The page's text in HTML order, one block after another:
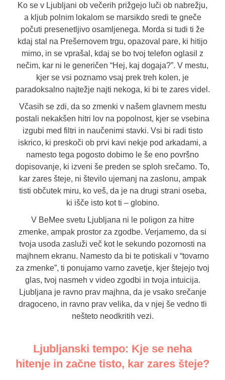
Ko se v Ljubljani ob večerih prižgejo luči ob nabrežju,
a kljub polnim lokalom se marsikdo sredi te gneče
počuti presenetljivo osamljenega. Morda si tudi ti že
kdaj stal na Prešernovem trgu, opazoval pare, ki hitijo
mimo, in se vprašal, kdaj se bo tvoj telefon oglasil z
nečim, kar ni le generičen “Hej, kaj dogaja?”. V mestu,
kjer se vsi poznamo vsaj prek treh kolen, je
paradoksalno najtežje najti nekoga, ki bi te zares videl.
Včasih se zdi, da so zmenki v našem glavnem mestu
postali nekakšen hitri lov na popolnost, kjer se vsebina
izgubi med filtri in naučenimi stavki. Vsi bi radi tisto
iskrico, ki preskoči ob prvi kavi nekje pod arkadami, a
namesto tega pogosto dobimo le še eno površno
dopisovanje, ki izveni še preden se sploh srečamo. To,
kar zares šteje, ni število ujemanj na zaslonu, ampak
tisti občutek miru, ko veš, da je na drugi strani oseba,
ki išče isto kot ti – globino.
V BeMee svetu Ljubljana ni le poligon za hitre
zmenke, ampak prostor za zgodbe. Verjamemo, da si
tvoja usoda zasluži več kot le sekundo pozornosti na
majhnem ekranu. Namesto da bi te potiskali v “tovarno
za zmenke”, ti ponujamo varno zavetje, kjer štejejo tvoj
glas, tvoj nasmeh v video zgodbi in tvoja intuicija.
Ljubljana je ravno prav majhna, da je vsako srečanje
dragoceno, in ravno prav velika, da v njej še vedno tli
nešteto neodkritih vezi.
Ljubljanski tempo: Kje se neha
hitenje in začne tisto, kar zares šteje?